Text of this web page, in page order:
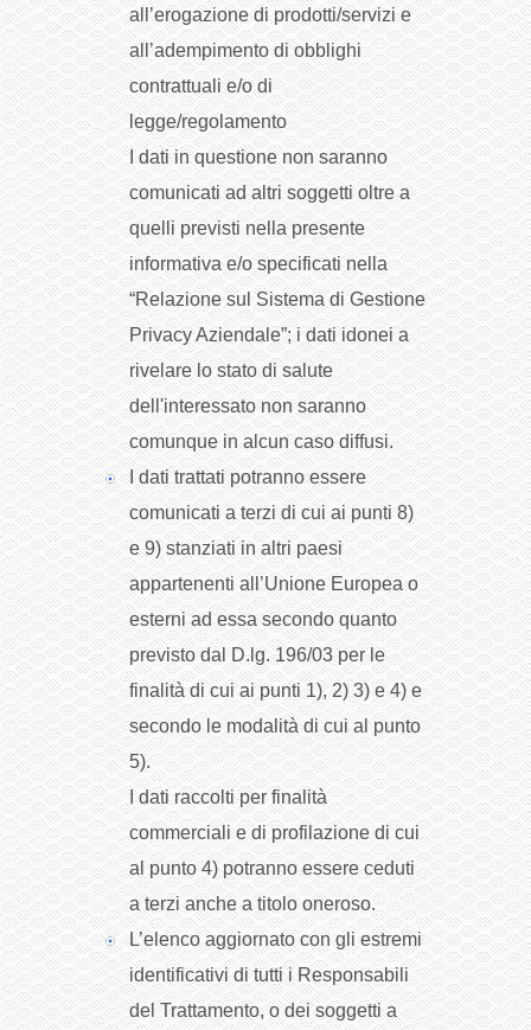
all’erogazione di prodotti/servizi e
all’adempimento di obblighi
contrattuali e/o di
legge/regolamento
I dati in questione non saranno
comunicati ad altri soggetti oltre a
quelli previsti nella presente
informativa e/o specificati nella
“Relazione sul Sistema di Gestione
Privacy Aziendale”; i dati idonei a
rivelare lo stato di salute
dell'interessato non saranno
comunque in alcun caso diffusi.
I dati trattati potranno essere
comunicati a terzi di cui ai punti 8)
e 9) stanziati in altri paesi
appartenenti all’Unione Europea o
esterni ad essa secondo quanto
previsto dal D.lg. 196/03 per le
finalità di cui ai punti 1), 2) 3) e 4) e
secondo le modalità di cui al punto
5).
I dati raccolti per finalità
commerciali e di profilazione di cui
al punto 4) potranno essere ceduti
a terzi anche a titolo oneroso.
L’elenco aggiornato con gli estremi
identificativi di tutti i Responsabili
del Trattamento, o dei soggetti a